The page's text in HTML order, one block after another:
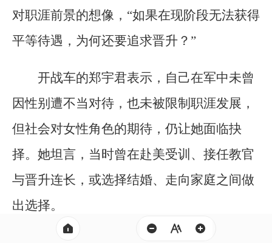
对职涯前景的想像，“如果在现阶段无法获得
平等待遇，为何还要追求晋升？”
开战车的郑宇君表示，自己在军中未曾
因性别遭不当对待，也未被限制职涯发展，
但社会对女性角色的期待，仍让她面临抉
择。她坦言，当时曾在赴美受训、接任教官
与晋升连长，或选择结婚、走向家庭之间做
出选择。